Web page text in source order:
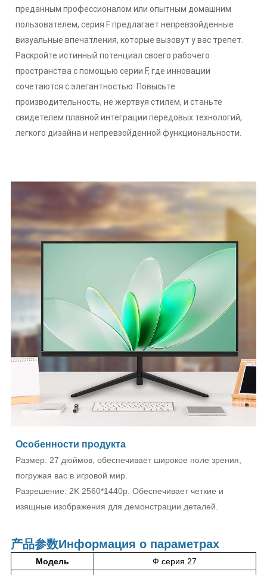
преданным профессионалом или опытным домашним
пользователем, серия F предлагает непревзойденные
визуальные впечатления, которые вызовут у вас трепет.
Раскройте истинный потенциал своего рабочего
пространства с помощью серии F, где инновации
сочетаются с элегантностью. Повысьте
производительность, не жертвуя стилем, и станьте
свидетелем плавной интеграции передовых технологий,
легкого дизайна и непревзойденной функциональности.
Особенности продукта
Размер: 27 дюймов, обеспечивает широкое поле зрения,
погружая вас в игровой мир.
Разрешение: 2K 2560*1440p. Обеспечивает четкие и
изящные изображения для демонстрации деталей.
产品参数Информация о параметрах
Модель
Ф серия 27